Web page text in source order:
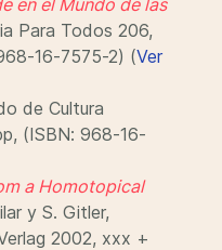
en el Mundo de las
Para Todos 206,
16-7575-2) (Ver
de Cultura
(ISBN: 968-16-
a Homotopical
y S. Gitler,
2002, xxx +